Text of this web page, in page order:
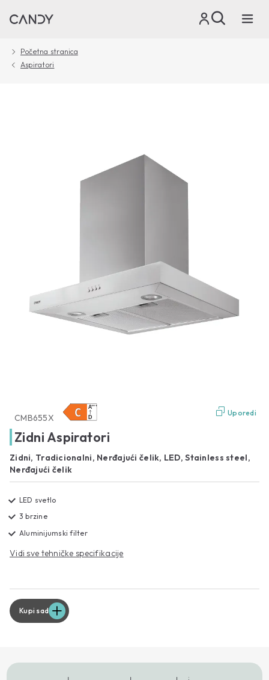
Početna stranica
Aspiratori
Uporedi
CMB655X
Zidni Aspiratori
Zidni, Tradicionalni, Nerđajući čelik, LED, Stainless steel,
Nerđajući čelik
LED svetlo
3 brzine
Aluminijumski filter
Vidi sve tehničke specifikacije
Kupi sad